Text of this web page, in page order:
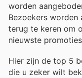
worden
Bezoekers worden
terug te keren om
nieuwste
Hier zijn de top 5
die u zeker wilt